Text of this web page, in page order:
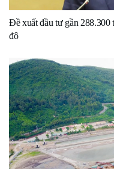
Đề xuất đầu tư gần
đô